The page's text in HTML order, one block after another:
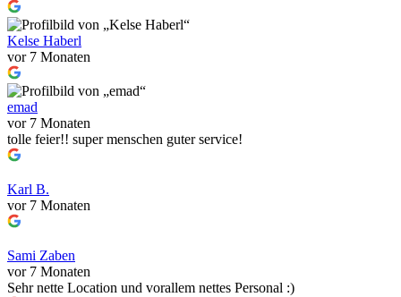
Kelse Haberl
vor 7 Monaten
emad
vor 7 Monaten
tolle feier!! super menschen guter service!
Karl B.
vor 7 Monaten
Sami Zaben
vor 7 Monaten
Sehr nette Location und vorallem nettes Personal :)